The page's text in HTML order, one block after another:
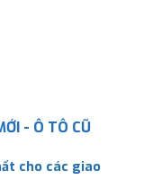
- Ô TÔ CŨ
cho các giao